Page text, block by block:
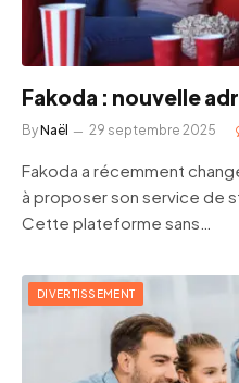
Fakoda : nouvelle
ByNaël 29 septembre 2025
Fakoda a récemment
à proposer son service de
Cette plateforme sans…
DIVERTISSEMENT